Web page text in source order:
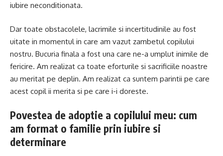
iubire neconditionata.
Dar toate obstacolele, lacrimile si incertitudinile au fost
uitate in momentul in care am vazut zambetul copilului
nostru. Bucuria finala a fost una care ne-a umplut inimile de
fericire. Am realizat ca toate eforturile si sacrificiile noastre
au meritat pe deplin. Am realizat ca suntem parintii pe care
acest copil ii merita si pe care i-i doreste.
Povestea de adoptie a copilului meu: cum
am format o familie prin iubire si
determinare